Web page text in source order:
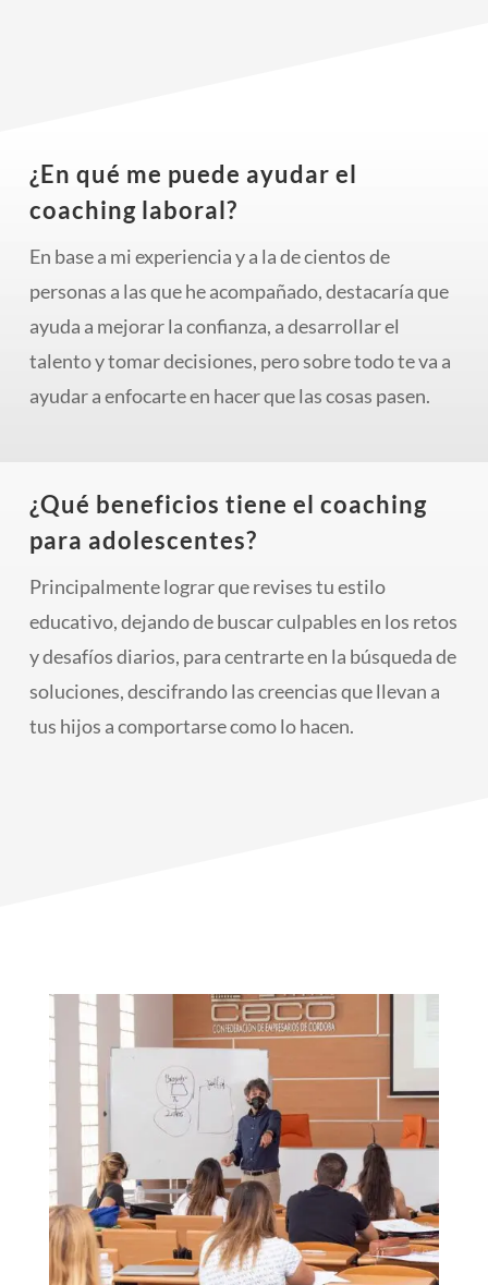
¿En qué me puede ayudar el
coaching laboral?
En base a mi experiencia y a la de cientos de
personas a las que he acompañado, destacaría que
ayuda a mejorar la confianza, a desarrollar el
talento y tomar decisiones, pero sobre todo te va a
ayudar a enfocarte en hacer que las cosas pasen.
¿Qué beneficios tiene el coaching
para adolescentes?
Principalmente lograr que revises tu estilo
educativo, dejando de buscar culpables en los retos
y desafíos diarios, para centrarte en la búsqueda de
soluciones, descifrando las creencias que llevan a
tus hijos a comportarse como lo hacen.